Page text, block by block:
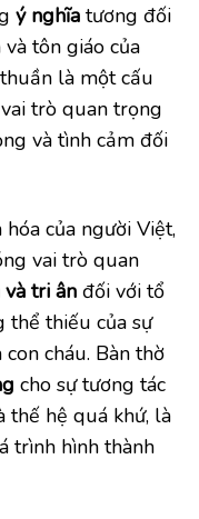
ý nghĩa tương đối
tôn giáo của
là một cấu
trò quan trọng
và tình cảm đối
của người Việt,
vai trò quan
và tri ân đối với tổ
thể thiếu của sự
cháu. Bàn thờ
cho sự tương tác
thế hệ quá khứ, là
trình hình thành